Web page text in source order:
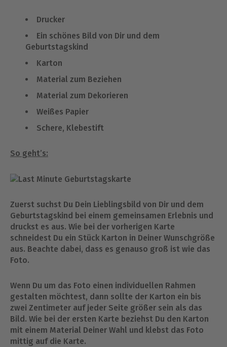
Drucker
Ein schönes Bild von Dir und dem
Geburtstagskind
Karton
Material zum Beziehen
Material zum Dekorieren
Weißes Papier
Schere, Klebestift
So geht’s:
Zuerst suchst Du Dein Lieblingsbild von Dir und dem
Geburtstagskind bei einem gemeinsamen Erlebnis und
druckst es aus. Wie bei der vorherigen Karte
schneidest Du ein Stück Karton in Deiner Wunschgröße
aus. Beachte dabei, dass es genauso groß ist wie das
Foto.
Wenn Du um das Foto einen individuellen Rahmen
gestalten möchtest, dann sollte der Karton ein bis
zwei Zentimeter auf jeder Seite größer sein als das
Bild. Wie bei der ersten Karte beziehst Du den Karton
mit einem Material Deiner Wahl und klebst das Foto
mittig auf die Karte.